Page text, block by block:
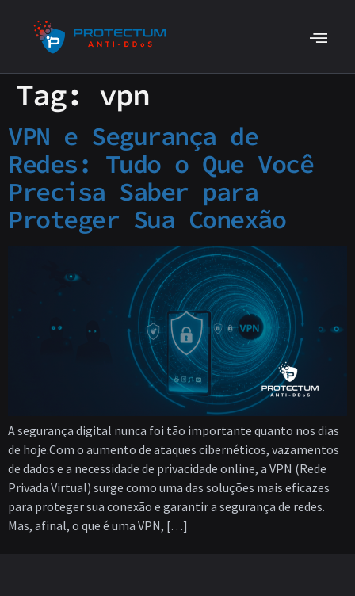
Tag: vpn
VPN e Segurança de
Redes: Tudo o Que Você
Precisa Saber para
Proteger Sua Conexão
A segurança digital nunca foi tão importante quanto nos dias
de hoje.Com o aumento de ataques cibernéticos, vazamentos
de dados e a necessidade de privacidade online, a VPN (Rede
Privada Virtual) surge como uma das soluções mais eficazes
para proteger sua conexão e garantir a segurança de redes.
Mas, afinal, o que é uma VPN, […]